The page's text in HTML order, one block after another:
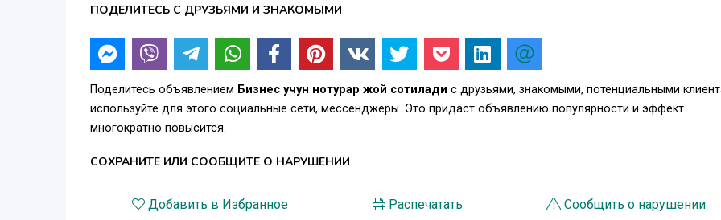
ПОДЕЛИТЕСЬ С ДРУЗЬЯМИ И ЗНАКОМЫМИ
Поделитесь объявлением Бизнес учун нотурар жой сотилади с друзьями, знакомыми, потенциальными
используйте для этого социальные сети, мессенджеры. Это придаст объявлению популярности и эффект
многократно повысится.
СОХРАНИТЕ ИЛИ СООБЩИТЕ О НАРУШЕНИИ
Добавить в Избранное Распечатать Сообщить о нарушении